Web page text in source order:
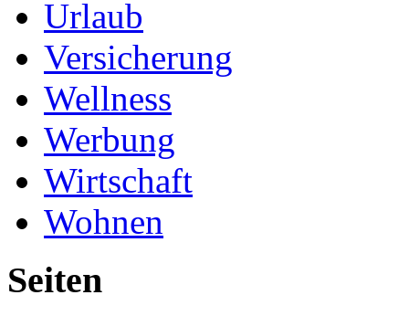
Urlaub
Versicherung
Wellness
Werbung
Wirtschaft
Wohnen
Seiten